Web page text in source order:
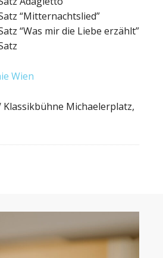
“Mitternachtslied”
“Was mir die Liebe erzählt”
Wien
Michaelerplatz,